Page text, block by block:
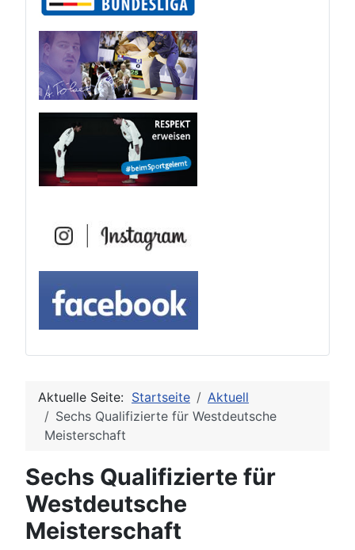
Aktuelle Seite: Startseite
Aktuell
Sechs Qualifizierte für Westdeutsche
Meisterschaft
Sechs Qualifizierte für
Westdeutsche
Meisterschaft